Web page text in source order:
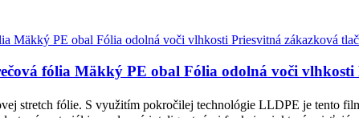
fólia Mäkký PE obal Fólia odolná voči
stretch fólie. S využitím pokročilej technológie LLDPE je tento